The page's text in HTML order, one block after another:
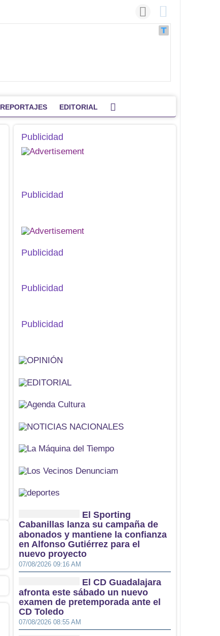
REPORTAJES EDITORIAL
Publicidad
Publicidad
Publicidad
Publicidad
Publicidad
El Sporting
Cabanillas lanza su campaña de
abonados y mantiene la confianza
en Alfonso Gutiérrez para el
nuevo proyecto
07/08/2026 09:16 AM
El CD Guadalajara
afronta este sábado un nuevo
examen de pretemporada ante el
CD Toledo
07/08/2026 08:55 AM